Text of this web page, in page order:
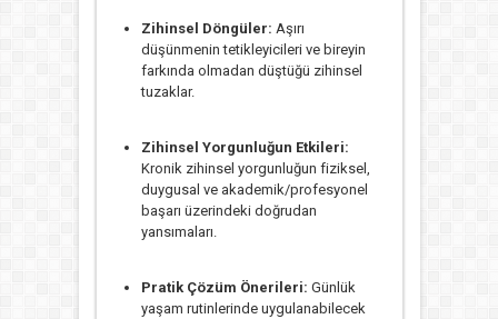
Zihinsel Döngüler: Aşırı
düşünmenin tetikleyicileri ve bireyin
farkında olmadan düştüğü zihinsel
tuzaklar.
Zihinsel Yorgunluğun Etkileri:
Kronik zihinsel yorgunluğun fiziksel,
duygusal ve akademik/profesyonel
başarı üzerindeki doğrudan
yansımaları.
Pratik Çözüm Önerileri: Günlük
yaşam rutinlerinde uygulanabilecek